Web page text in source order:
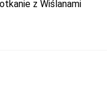
z Wiślanami